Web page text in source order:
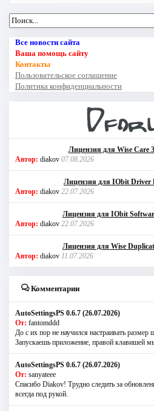
Все новости сайта
Ваша помощь сайту
Контакты
Пользовательское соглашение
Политика конфиденциальности
Лицензия для Wise Care
Автор: diakov 07.08.2026
Лицензия для IObit Driver
Автор: diakov 22.07.2026
Лицензия для IObit
Автор: diakov 22.07.2026
Лицензия для Wise
Автор: diakov 11.07.2026
Комментарии
AutoSettingsPS 0.6.7 (26.07.2026)
От: fantomddd
До с их пор не научился настраивать
Запускаешь приложение, правой клавишей
AutoSettingsPS 0.6.7 (26.07.2026)
От: sanyateee
Спасибо Diakov! Трудно следить за
всегда под рукой.